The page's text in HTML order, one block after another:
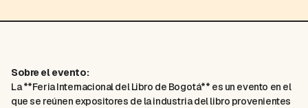
Sobre el evento:
La **Feria Internacional del Libro de Bogotá** es un evento en el
que se reúnen expositores de la industria del libro provenientes